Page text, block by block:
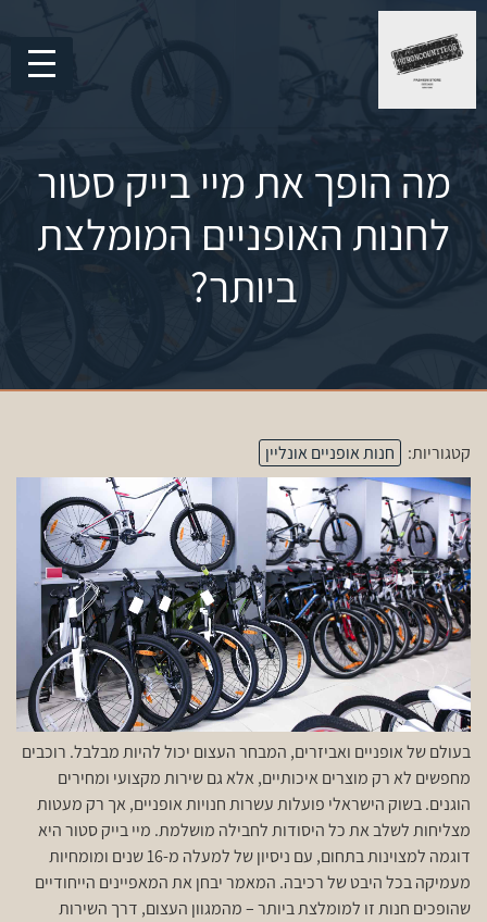
מה הופך את מיי בייק סטור
לחנות האופניים המומלצת
ביותר?
קטגוריות: חנות אופניים אונליין
בעולם של אופניים ואביזרים, המבחר העצום יכול להיות מבלבל. רוכבים
מחפשים לא רק מוצרים איכותיים, אלא גם שירות מקצועי ומחירים
הוגנים. בשוק הישראלי פועלות עשרות חנויות אופניים, אך רק מעטות
מצליחות לשלב את כל היסודות לחבילה מושלמת. מיי בייק סטור היא
דוגמה למצוינות בתחום, עם ניסיון של למעלה מ-16 שנים ומומחיות
מעמיקה בכל היבט של רכיבה. המאמר יבחן את המאפיינים הייחודיים
שהופכים חנות זו למומלצת ביותר – מהמגוון העצום, דרך השירות